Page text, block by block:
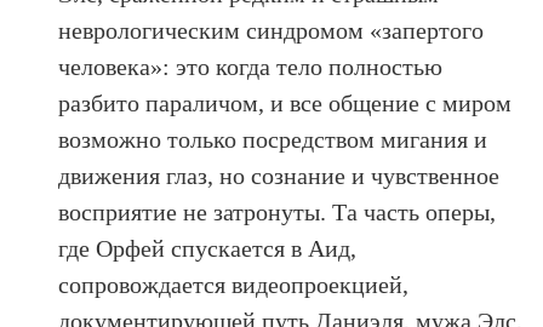
неврологическим синдромом «запертого
человека»: это когда тело полностью
разбито параличом, и все общение с миром
возможно только посредством мигания и
движения глаз, но сознание и чувственное
восприятие не затронуты. Та часть оперы,
где Орфей спускается в Аид,
сопровождается видеопроекцией,
документирующей путь Даниэля, мужа Элс,